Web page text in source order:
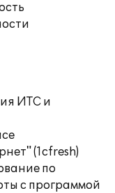
ИТС и
(1cfresh)
по
с программой